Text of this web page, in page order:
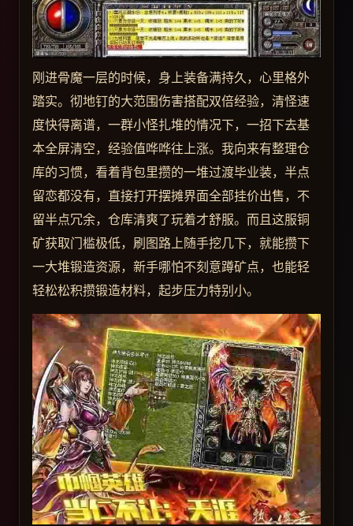
刚进骨魔一层的时候，身上装备满持久，心里格外
踏实。彻地钉的大范围伤害搭配双倍经验，清怪速
度快得离谱，一群小怪扎堆的情况下，一招下去基
本全屏清空，经验值哗哗往上涨。我向来有整理仓
库的习惯，看着背包里攒的一堆过渡毕业装，半点
留恋都没有，直接打开摆摊界面全部挂价出售，不
留半点冗余，仓库清爽了玩着才舒服。而且这服铜
矿获取门槛极低，刷图路上随手挖几下，就能攒下
一大堆锻造资源，新手哪怕不刻意蹲矿点，也能轻
轻松松积攒锻造材料，起步压力特别小。